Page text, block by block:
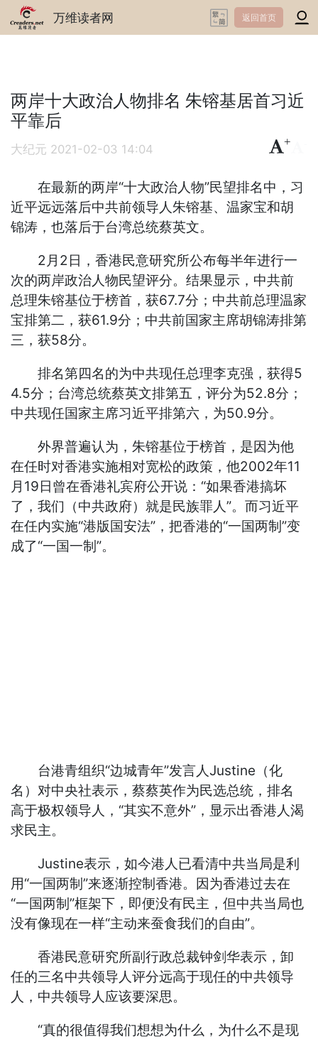
万维读者网 返回首页
两岸十大政治人物排名 朱镕基居首习近
平靠后
大纪元 2021-02-03 14:04
+
在最新的两岸“十大政治人物”民望排名中，习
近平远远落后中共前领导人朱镕基、温家宝和胡
锦涛，也落后于台湾总统蔡英文。
2月2日，香港民意研究所公布每半年进行一
次的两岸政治人物民望评分。结果显示，中共前
总理朱镕基位于榜首，获67.7分；中共前总理温家
宝排第二，获61.9分；中共前国家主席胡锦涛排第
三，获58分。
排名第四名的为中共现任总理李克强，获得5
4.5分；台湾总统蔡英文排第五，评分为52.8分；
中共现任国家主席习近平排第六，为50.9分。
外界普遍认为，朱镕基位于榜首，是因为他
在任时对香港实施相对宽松的政策，他2002年11
月19日曾在香港礼宾府公开说：“如果香港搞坏
了，我们（中共政府）就是民族罪人”。而习近平
在任内实施“港版国安法”，把香港的“一国两制”变
成了“一国一制”。
台港青组织“边城青年”发言人Justine（化
名）对中央社表示，蔡蔡英作为民选总统，排名
高于极权领导人，“其实不意外”，显示出香港人渴
求民主。
Justine表示，如今港人已看清中共当局是利
用“一国两制”来逐渐控制香港。因为香港过去在
“一国两制”框架下，即便没有民主，但中共当局也
没有像现在一样“主动来蚕食我们的自由”。
香港民意研究所副行政总裁钟剑华表示，卸
任的三名中共领导人评分远高于现任的中共领导
人，中共领导人应该要深思。
“真的很值得我们想想为什么，为什么不是现